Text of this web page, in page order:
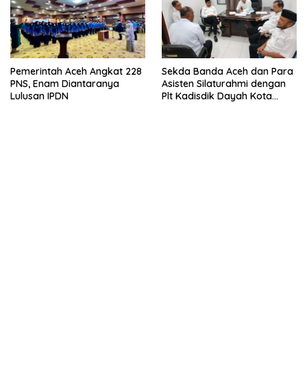
Pemerintah Aceh Angkat 228
PNS, Enam Diantaranya
Lulusan IPDN
Sekda Banda Aceh dan Para
Asisten Silaturahmi dengan
Plt Kadisdik Dayah Kota